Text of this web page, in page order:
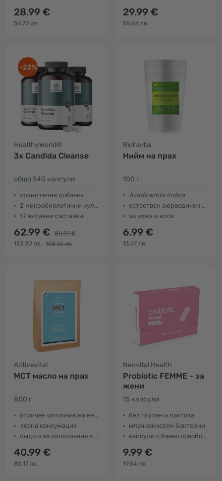
28.99 €
56.70 лв.
29.99 €
58.66 лв.
-22%
HealthyWorld®
3x Candida Cleanse
общо 540 капсули
хранителна добавка
2 микробиологични култури
17 активни съставки
62.99 €
80.97 €
123.20 лв.
158.36 лв.
Bioherba
Нийм на прах
100 г
Azadirachta Indica
естествен аюрведичен продукт
за кожа и коса
6.99 €
13.67 лв.
Activevital
MCT масло на прах
800 г
отличен източник на енергия
лесна консумация
също и за използване в рецепти
40.99 €
80.17 лв.
Neovital Health
Probiotic FEMME - за
жени
15 капсули
без глутен и лактоза
млечнокисели бактерии
капсули с бавно освобождаване
9.99 €
19.54 лв.